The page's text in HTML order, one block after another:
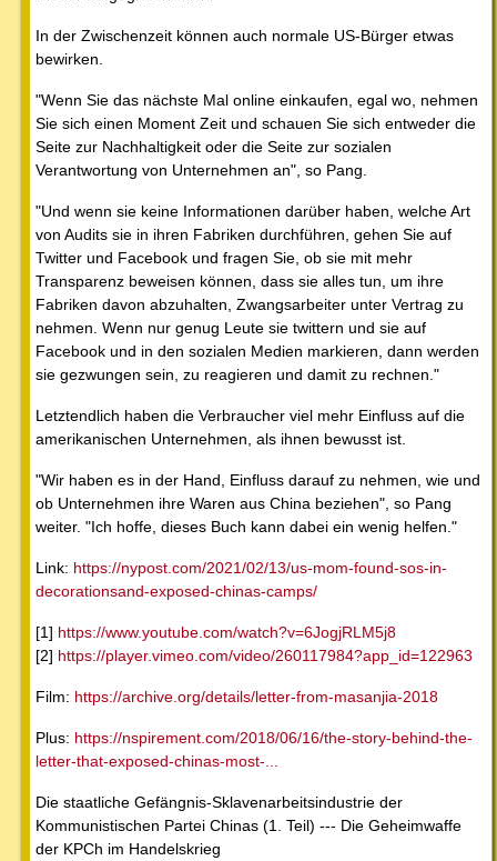
In der Zwischenzeit können auch normale US-Bürger etwas
bewirken.
"Wenn Sie das nächste Mal online einkaufen, egal wo, nehmen
Sie sich einen Moment Zeit und schauen Sie sich entweder die
Seite zur Nachhaltigkeit oder die Seite zur sozialen
Verantwortung von Unternehmen an", so Pang.
"Und wenn sie keine Informationen darüber haben, welche Art
von Audits sie in ihren Fabriken durchführen, gehen Sie auf
Twitter und Facebook und fragen Sie, ob sie mit mehr
Transparenz beweisen können, dass sie alles tun, um ihre
Fabriken davon abzuhalten, Zwangsarbeiter unter Vertrag zu
nehmen. Wenn nur genug Leute sie twittern und sie auf
Facebook und in den sozialen Medien markieren, dann werden
sie gezwungen sein, zu reagieren und damit zu rechnen."
Letztendlich haben die Verbraucher viel mehr Einfluss auf die
amerikanischen Unternehmen, als ihnen bewusst ist.
"Wir haben es in der Hand, Einfluss darauf zu nehmen, wie und
ob Unternehmen ihre Waren aus China beziehen", so Pang
weiter. "Ich hoffe, dieses Buch kann dabei ein wenig helfen."
Link: https://nypost.com/2021/02/13/us-mom-found-sos-in-
decorationsand-exposed-chinas-camps/
[1] https://www.youtube.com/watch?v=6JogjRLM5j8
[2] https://player.vimeo.com/video/260117984?app_id=122963
Film: https://archive.org/details/letter-from-masanjia-2018
Plus: https://nspirement.com/2018/06/16/the-story-behind-the-
letter-that-exposed-chinas-most-...
Die staatliche Gefängnis-Sklavenarbeitsindustrie der
Kommunistischen Partei Chinas (1. Teil) --- Die Geheimwaffe
der KPCh im Handelskrieg